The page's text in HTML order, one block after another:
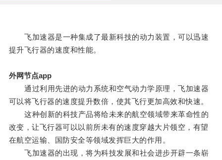
飞加速器是一种集成了最新科技的动力装置，可以迅速
提升飞行器的速度和性能。
外网节点app
通过利用先进的动力系统和空气动力学原理，飞加速器
可以将飞行器的速度提升数倍，使其飞行更加高效和快速。
这种创新的科技产品将给未来的航空领域带来革命性的
改变，让飞行器可以以前所未有的速度穿越大片领空，有望
在航空运输、国防安全等领域发挥巨大的作用。
飞加速器的出现，将为科技发展和社会进步开辟一条崭